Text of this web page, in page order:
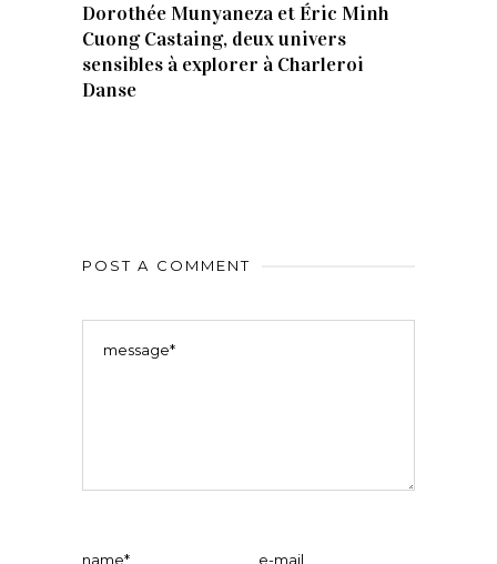
Dorothée Munyaneza et Éric Minh
Cuong Castaing, deux univers
sensibles à explorer à Charleroi
Danse
POST A COMMENT